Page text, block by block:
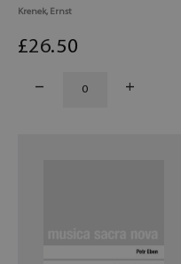
Krenek, Ernst
£26.50